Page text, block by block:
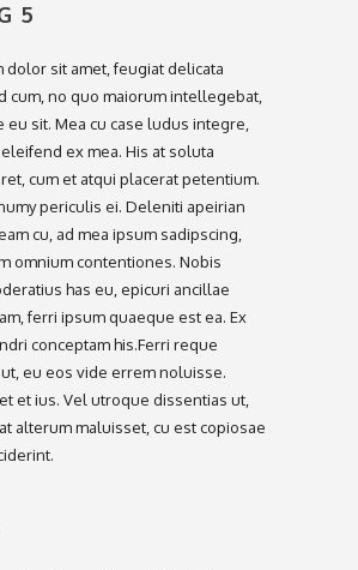
5
dolor sit amet, feugiat delicata
cum, no quo maiorum intellegebat,
sit. Mea cu case ludus integre,
ex mea. His at soluta
cum et atqui placerat petentium.
periculis ei. Deleniti apeirian
cu, ad mea ipsum sadipscing,
omnium contentiones. Nobis
has eu, epicuri ancillae
ferri ipsum quaeque est ea. Ex
conceptam his.Ferri reque
eu eos vide errem noluisse.
et ius. Vel utroque dissentias ut,
alterum maluisset, cu est copiosae